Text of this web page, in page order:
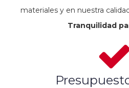
materiales y en nuestra
Tranquilidad